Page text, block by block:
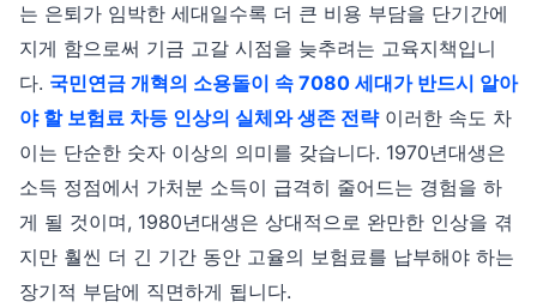
는 은퇴가 임박한 세대일수록 더 큰 비용 부담을 단기간에
지게 함으로써 기금 고갈 시점을 늦추려는 고육지책입니
다. 국민연금 개혁의 소용돌이 속 7080 세대가 반드시 알아
야 할 보험료 차등 인상의 실체와 생존 전략이러한 속도 차
이는 단순한 숫자 이상의 의미를 갖습니다. 1970년대생은
소득 정점에서 가처분 소득이 급격히 줄어드는 경험을 하
게 될 것이며, 1980년대생은 상대적으로 완만한 인상을 겪
지만 훨씬 더 긴 기간 동안 고율의 보험료를 납부해야 하는
장기적 부담에 직면하게 됩니다.